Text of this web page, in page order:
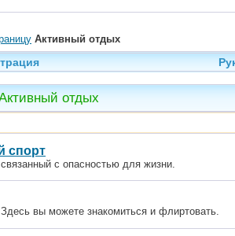
Активный отдых
отдых
спорт
с опасностью для жизни.
вы можете знакомиться и флиртовать.